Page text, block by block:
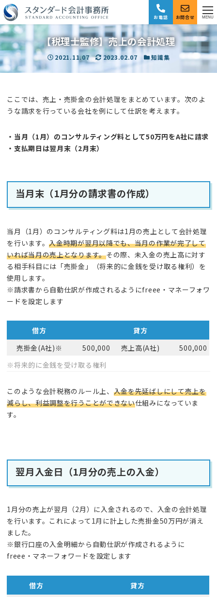
お電話 お問合せ MENU
【税理士監修】売上の会計処理
投稿日
2021.11.07 更新日
2023.02.07 カテゴリー
知識集
ここでは、売上・売掛金の会計処理をまとめています。次のよ
うな請求を行っている会社を例にして仕訳を考えます。
・当月（1月）のコンサルティング料として50万円をA社に請求
・支払期日は翌月末（2月末）
当月末（1月分の請求書の作成）
当月（1月）のコンサルティング料は1月の売上として会計処理
を行います。入金時期が翌月以降でも、当月の作業が完了して
いれば当月の売上となります。その際、未入金の売上高に対す
る相手科目には「売掛金」（将来的に金銭を受け取る権利）を
使用します。
※請求書から自動仕訳が作成されるようにfreee・マネーフォワ
ードを設定します
借方
貸方
売掛金(A社)※
500,000 売上高(A社)
500,000
※将来的に金銭を受け取る権利
このような会計税務のルール上、 入金を先延ばしにして売上を
減らし、利益調整を行うことができない仕組みになっていま
す。
翌月入金日（1月分の売上の入金）
1月分の売上が翌月（2月）に入金されるので、入金の会計処理
を行います。これによって1月に計上した売掛金50万円が消え
ました。
※銀行口座の入金明細から自動仕訳が作成されるように
freee・マネーフォワードを設定します
借方
貸方